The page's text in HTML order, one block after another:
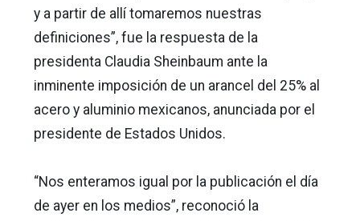
y a partir de allí tomaremos nuestras
definiciones”, fue la respuesta de la
presidenta Claudia Sheinbaum ante la
inminente imposición de un arancel del 25% al
acero y aluminio mexicanos, anunciada por el
presidente de Estados Unidos.
“Nos enteramos igual por la publicación el día
de ayer en los medios”, reconoció la